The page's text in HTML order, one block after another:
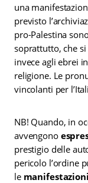
una
previsto
pro-Palestina
soprattutto, che
invece agli ebrei
religione. Le
vincolanti per
NB! Quando, in
avvengono
prestigio delle
pericolo l’ordine
le